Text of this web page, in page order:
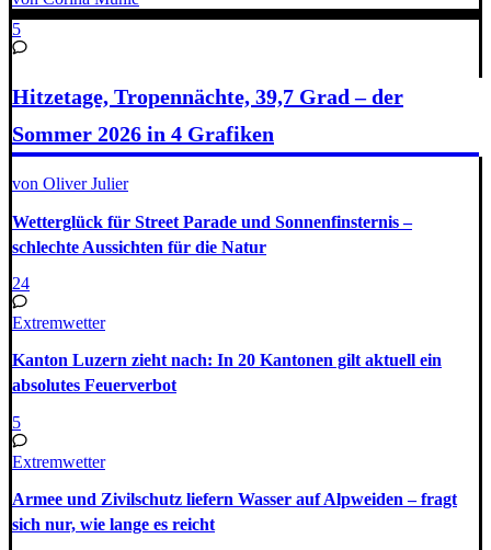
5
Hitzetage, Tropennächte, 39,7 Grad – der
Sommer 2026 in 4 Grafiken
von Oliver Julier
Wetterglück für Street Parade und Sonnenfinsternis –
schlechte Aussichten für die Natur
24
Extremwetter
Kanton Luzern zieht nach: In 20 Kantonen gilt aktuell ein
absolutes Feuerverbot
5
Extremwetter
Armee und Zivilschutz liefern Wasser auf Alpweiden – fragt
sich nur, wie lange es reicht